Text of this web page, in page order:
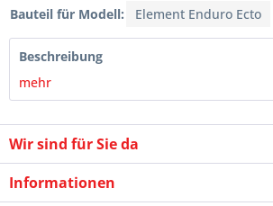
Bauteil für Modell:
Element Enduro Ecto
Beschreibung
mehr
Wir sind für Sie da
Informationen